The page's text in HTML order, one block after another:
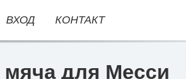
мяча для Месси
ВХОД КОНТАКТ